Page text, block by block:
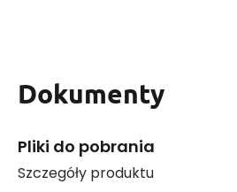
Dokumenty
Pliki do pobrania
Szczegóły produktu